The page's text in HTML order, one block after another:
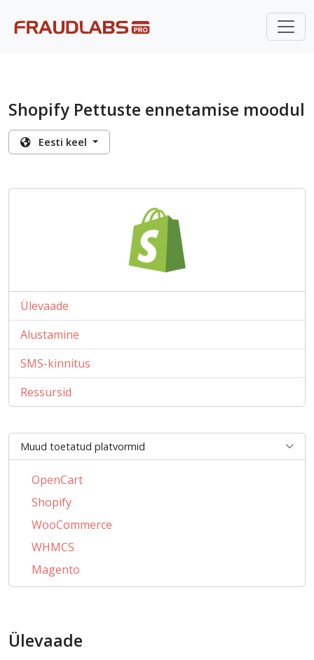
Shopify Pettuste ennetamise moodul
Eesti keel
Ülevaade
Alustamine
SMS-kinnitus
Ressursid
Muud toetatud platvormid
OpenCart
Shopify
WooCommerce
WHMCS
Magento
PrestaShop
AbanteCart
Ülevaade